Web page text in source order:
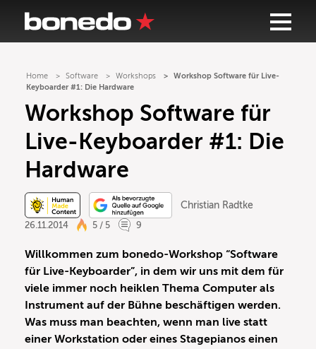
Home Software Workshops
Workshop Software für Live-
Keyboarder #1: Die Hardware
Workshop Software für
Live-Keyboarder #1: Die
Hardware
Christian Radtke
26.11.2014
5 / 5 9
Willkommen zum bonedo-Workshop “Software
für Live-Keyboarder”, in dem wir uns mit dem für
viele immer noch heiklen Thema Computer als
Instrument auf der Bühne beschäftigen werden.
Was muss man beachten, wenn man live statt
einer Workstation oder eines Stagepianos einen